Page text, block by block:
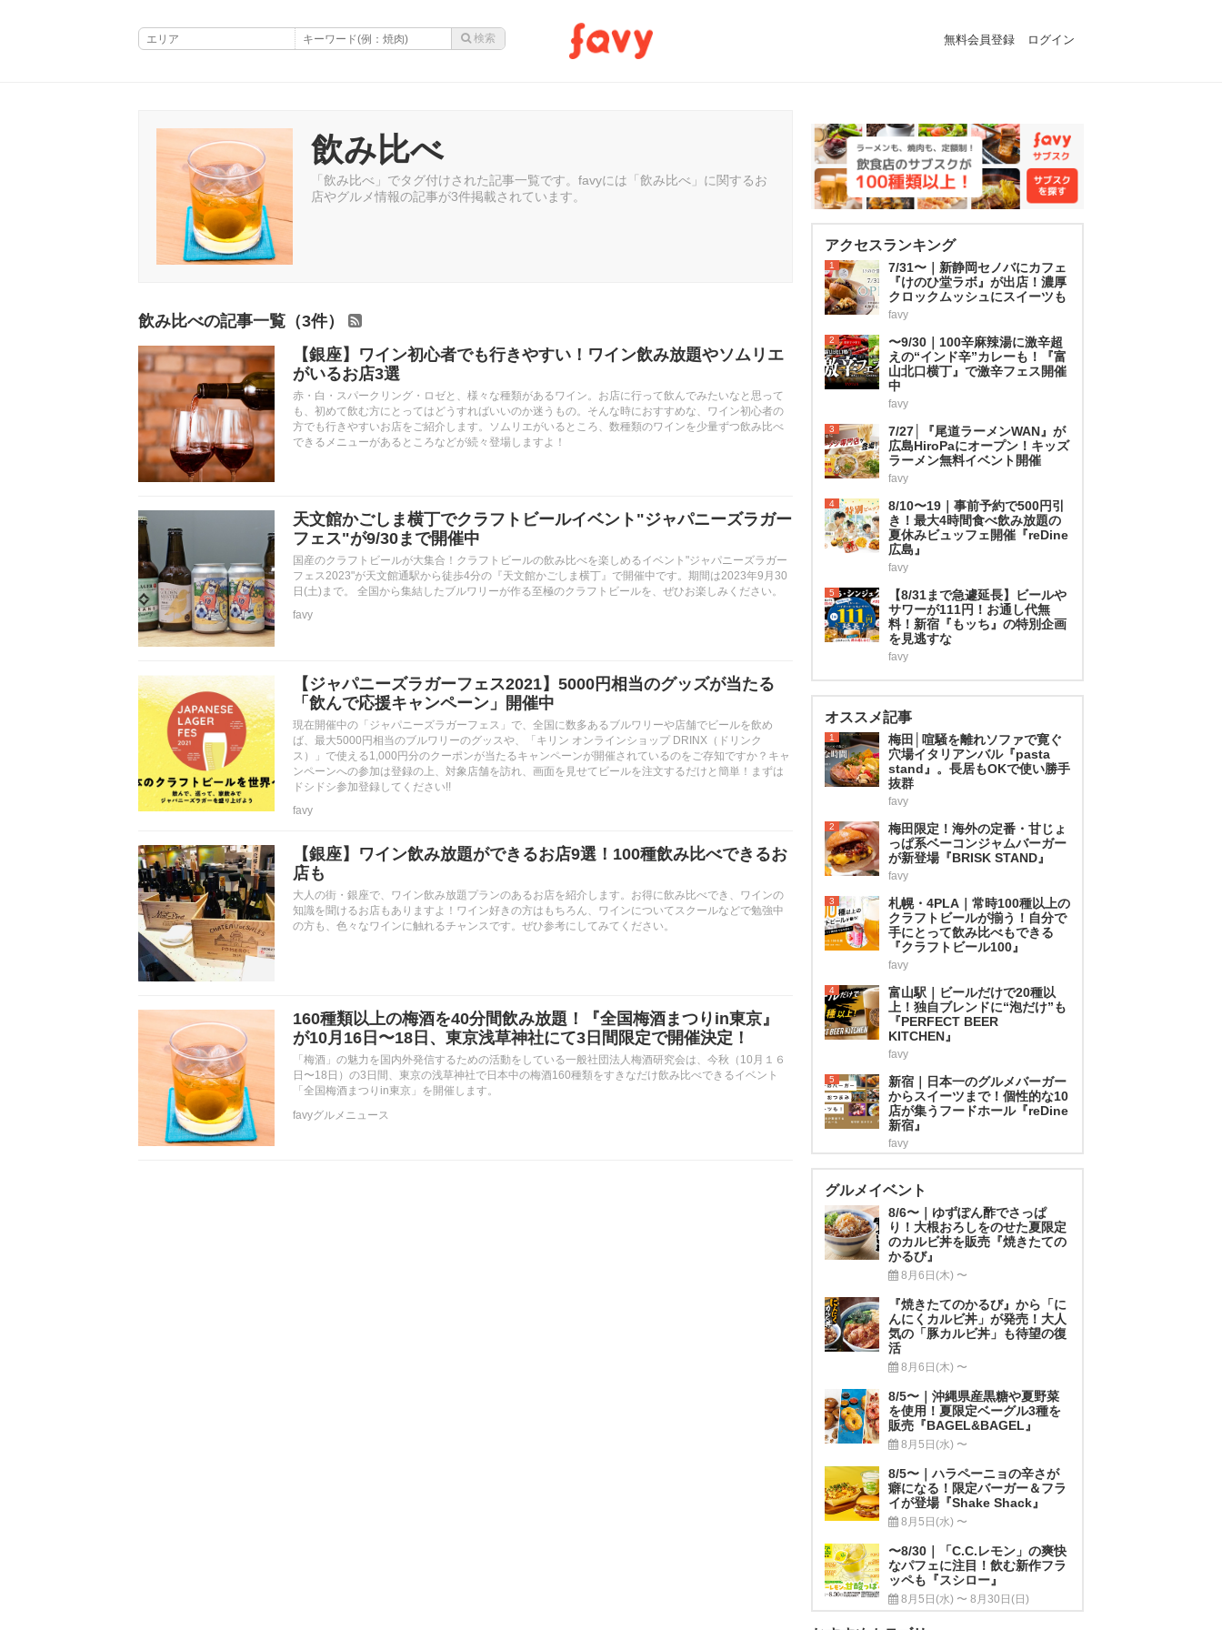
無料会員登録 ログイン
飲み比べ
「飲み比べ」でタグ付けされた記事一覧です。favyには「飲み比べ」に関するお
店やグルメ情報の記事が3件掲載されています。
飲み比べの記事一覧（3件）
【銀座】ワイン初心者でも行きやすい！ワイン飲み放題やソムリエ
がいるお店3選
赤・白・スパークリング・ロゼと、様々な種類があるワイン。お店に行って飲んでみたいなと思って
も、初めて飲む方にとってはどうすればいいのか迷うもの。そんな時におすすめな、ワイン初心者の
方でも行きやすいお店をご紹介します。ソムリエがいるところ、数種類のワインを少量ずつ飲み比べ
できるメニューがあるところなどが続々登場しますよ！
天文館かごしま横丁でクラフトビールイベント"ジャパニーズラガー
フェス"が9/30まで開催中
国産のクラフトビールが大集合！クラフトビールの飲み比べを楽しめるイベント"ジャパニーズラガー
フェス2023"が天文館通駅から徒歩4分の『天文館かごしま横丁』で開催中です。期間は2023年9月30
日(土)まで。 全国から集結したブルワリーが作る至極のクラフトビールを、ぜひお楽しみください。
favy
【ジャパニーズラガーフェス2021】5000円相当のグッズが当たる
「飲んで応援キャンペーン」開催中
現在開催中の「ジャパニーズラガーフェス」で、全国に数多あるブルワリーや店舗でビールを飲め
ば、最大5000円相当のブルワリーのグッスや、「キリン オンラインショップ DRINX（ドリンク
ス）」で使える1,000円分のクーポンが当たるキャンペーンが開催されているのをご存知ですか？キャ
ンペーンへの参加は登録の上、対象店舗を訪れ、画面を見せてビールを注文するだけと簡単！まずは
ドシドシ参加登録してください!!
favy
【銀座】ワイン飲み放題ができるお店9選！100種飲み比べできるお
店も
大人の街・銀座で、ワイン飲み放題プランのあるお店を紹介します。お得に飲み比べでき、ワインの
知識を聞けるお店もありますよ！ワイン好きの方はもちろん、ワインについてスクールなどで勉強中
の方も、色々なワインに触れるチャンスです。ぜひ参考にしてみてください。
160種類以上の梅酒を40分間飲み放題！『全国梅酒まつりin東京』
が10月16日〜18日、東京浅草神社にて3日間限定で開催決定！
「梅酒」の魅力を国内外発信するための活動をしている一般社団法人梅酒研究会は、今秋（10月１６
日〜18日）の3日間、東京の浅草神社で日本中の梅酒160種類をすきなだけ飲み比べできるイベント
「全国梅酒まつりin東京」を開催します。
favyグルメニュース
アクセスランキング
1
7/31〜｜新静岡セノバにカフェ
『けのひ堂ラボ』が出店！濃厚
クロックムッシュにスイーツも
favy
2
〜9/30｜100辛麻辣湯に激辛超
えの“インド辛”カレーも！『富
山北口横丁』で激辛フェス開催
中
favy
3
7/27│『尾道ラーメンWAN』が
広島HiroPaにオープン！キッズ
ラーメン無料イベント開催
favy
4
8/10〜19｜事前予約で500円引
き！最大4時間食べ飲み放題の
夏休みビュッフェ開催『reDine
広島』
favy
5
【8/31まで急遽延長】ビールや
サワーが111円！お通し代無
料！新宿『もッち』の特別企画
を見逃すな
favy
オススメ記事
1
梅田│喧騒を離れソファで寛ぐ
穴場イタリアンバル『pasta
stand』。長居もOKで使い勝手
抜群
favy
2
梅田限定！海外の定番・甘じょ
っぱ系ベーコンジャムバーガー
が新登場『BRISK STAND』
favy
3
札幌・4PLA｜常時100種以上の
クラフトビールが揃う！自分で
手にとって飲み比べもできる
『クラフトビール100』
favy
4
富山駅｜ビールだけで20種以
上！独自ブレンドに“泡だけ”も
『PERFECT BEER
KITCHEN』
favy
5
新宿｜日本一のグルメバーガー
からスイーツまで！個性的な10
店が集うフードホール『reDine
新宿』
favy
グルメイベント
8/6〜｜ゆずぽん酢でさっぱ
り！大根おろしをのせた夏限定
のカルビ丼を販売『焼きたての
かるび』
8月6日(木) 〜
『焼きたてのかるび』から「に
んにくカルビ丼」が発売！大人
気の「豚カルビ丼」も待望の復
活
8月6日(木) 〜
8/5〜｜沖縄県産黒糖や夏野菜
を使用！夏限定ベーグル3種を
販売『BAGEL&BAGEL』
8月5日(水) 〜
8/5〜｜ハラペーニョの辛さが
癖になる！限定バーガー＆フラ
イが登場『Shake Shack』
8月5日(水) 〜
〜8/30｜「C.C.レモン」の爽快
なパフェに注目！飲む新作フラ
ッペも『スシロー』
8月5日(水) 〜 8月30日(日)